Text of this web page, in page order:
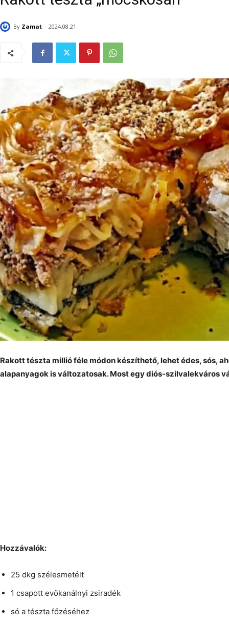
By Zamat 2024.08.21.
Rakott tészta millió féle módon készíthető, lehet édes, sós,
alapanyagok is változatosak. Most egy diós-szilvalekváros
Hozzávalók:
25 dkg szélesmetélt
1 csapott evőkanálnyi zsiradék
só a tészta főzéséhez